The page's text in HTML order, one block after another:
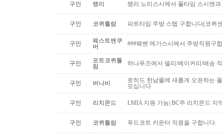
구인 랭리 랭리 노리스시에서 풀타임 스시맨
구인 코퀴틀람 파트타임 주방 스텝 구합니다(코퀴
구인
웨스트밴쿠
버
###웨밴 메가스시에서 주방직원구
구인
포트코퀴틀
람
하나푸즈에서 델리/베이커리/배송
구인 버나비
로히드 한남몰에 새롭게 오픈하는
모십니다
구인 리치몬드 LMIA 지원 가능| BC주 리치몬드 지
구인 코퀴틀람 푸드코트 카운터 직원을 구합니다.